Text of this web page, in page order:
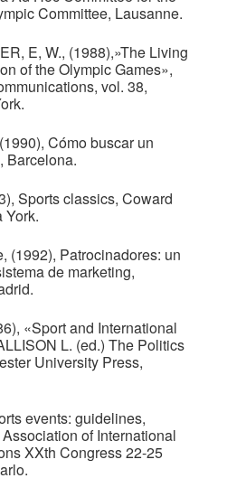
Committee, Lausanne.
E, W., (1988),»The Living
of the Olympic Games»,
vol. 38,
Cómo buscar un
Barcelona.
Sports classics, Coward
York.
(1992), Patrocinadores: un
de marketing,
«Sport and International
L. (ed.) The Politics
University Press,
events: guidelines,
of International
XXth Congress 22-25